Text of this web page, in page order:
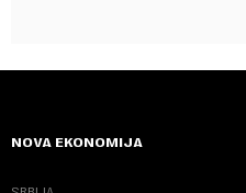
NOVA EKONOMIJA